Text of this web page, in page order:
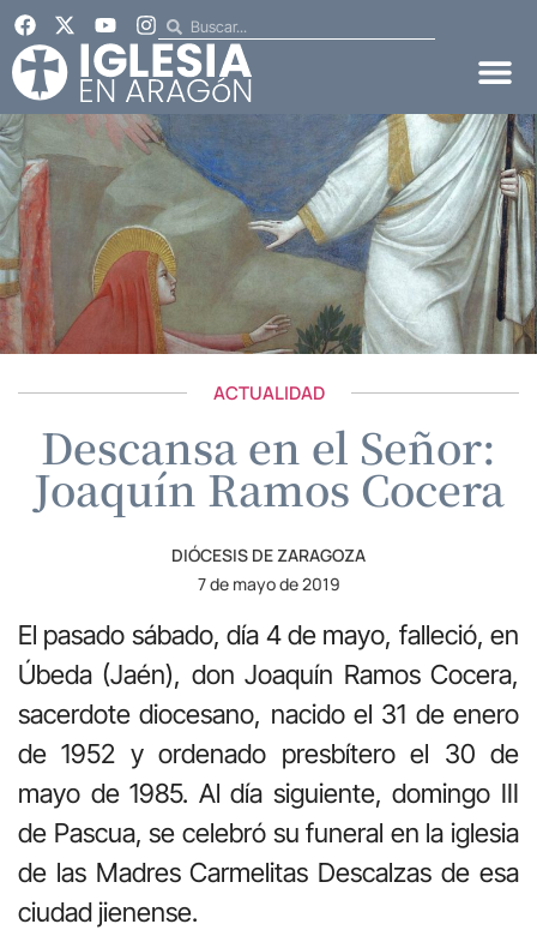
ACTUALIDAD
Descansa en el Señor:
Joaquín Ramos Cocera
DIÓCESIS DE ZARAGOZA
7 de mayo de 2019
El pasado sábado, día 4 de mayo, falleció, en
Úbeda (Jaén), don Joaquín Ramos Cocera,
sacerdote diocesano, nacido el 31 de enero
de 1952 y ordenado presbítero el 30 de
mayo de 1985. Al día siguiente, domingo III
de Pascua, se celebró su funeral en la iglesia
de las Madres Carmelitas Descalzas de esa
ciudad jienense.